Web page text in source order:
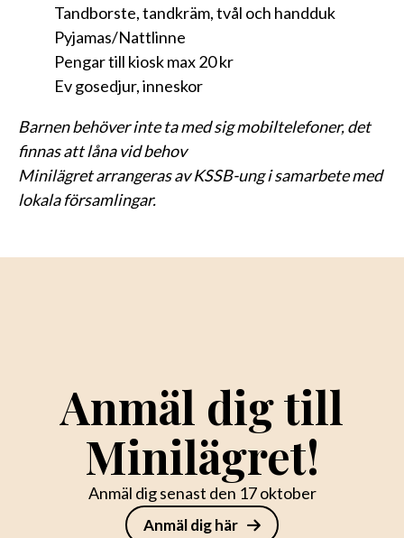
Tandborste, tandkräm, tvål och handduk
Pyjamas/Nattlinne
Pengar till kiosk max 20 kr
Ev gosedjur, inneskor
Barnen behöver inte ta med sig mobiltelefoner, det
finnas att låna vid behov
Minilägret arrangeras av KSSB-ung i samarbete med
lokala församlingar.
Anmäl dig till
Minilägret!
Anmäl dig senast den 17 oktober
Anmäl dig här